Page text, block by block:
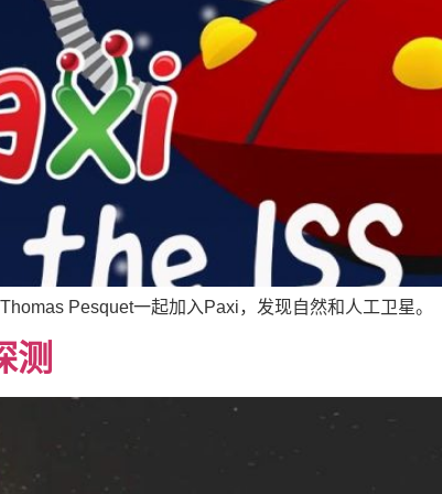
Pesquet一起加入Paxi，发现自然和人工卫星。
测